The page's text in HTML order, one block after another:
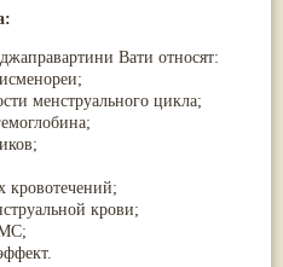
Вати относят:
менструального цикла;
кровотечений;
крови;